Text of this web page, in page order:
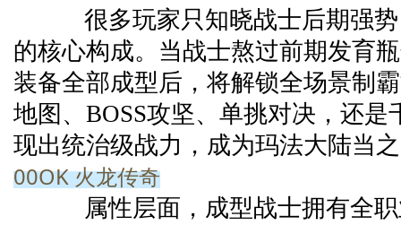
很多玩家只知晓战士后期强势
的核心构成。当战士熬过前期发育
装备全部成型后，将解锁全场景制
地图、BOSS攻坚、单挑对决，还是
现出统治级战力，成为玛法大陆当
00OK 火龙传奇
属性层面，成型战士拥有全职